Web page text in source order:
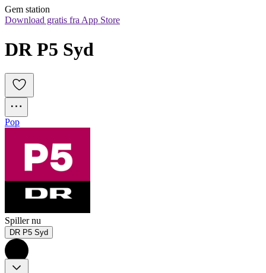
Gem station
Download gratis fra App Store
DR P5 Syd
Pop
Spiller nu
DR P5 Syd